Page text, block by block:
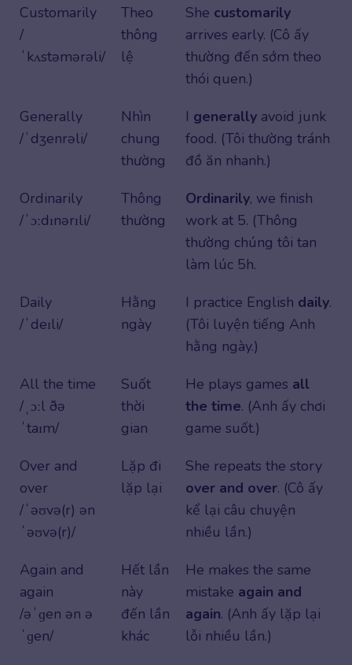
Customarily
/
ˈkʌstəmərəli/
Theo
thông
lệ
She customarily
arrives early. (Cô ấy
thường đến sớm theo
thói quen.)
Generally
/ˈdʒenrəli/
Nhìn
chung
thường
I generally avoid junk
food. (Tôi thường tránh
đồ ăn nhanh.)
Ordinarily
/ˈɔːdɪnərɪli/
Thông
thường
Ordinarily, we finish
work at 5. (Thông
thường chúng tôi tan
làm lúc 5h.
Daily
/ˈdeɪli/
Hằng
ngày
I practice English daily.
(Tôi luyện tiếng Anh
hằng ngày.)
All the time
/ˌɔːl ðə
ˈtaɪm/
Suốt
thời
gian
He plays games all
the time. (Anh ấy chơi
game suốt.)
Over and
over
/ˈəʊvə(r) ən
ˈəʊvə(r)/
Lặp đi
lặp lại
She repeats the story
over and over. (Cô ấy
kể lại câu chuyện
nhiều lần.)
Again and
again
/əˈɡen ən ə
ˈɡen/
Hết lần
này
đến lần
khác
He makes the same
mistake again and
again. (Anh ấy lặp lại
lỗi nhiều lần.)